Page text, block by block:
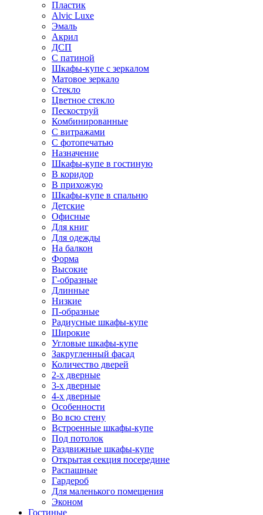
Пластик
Alvic Luxe
Эмаль
Акрил
ДСП
С патиной
Шкафы-купе с зеркалом
Матовое зеркало
Стекло
Цветное стекло
Пескоструй
Комбинированные
С витражами
С фотопечатью
Назначение
Шкафы-купе в гостиную
В коридор
В прихожую
Шкафы-купе в спальню
Детские
Офисные
Для книг
Для одежды
На балкон
Форма
Высокие
Г-образные
Длинные
Низкие
П-образные
Радиусные шкафы-купе
Широкие
Угловые шкафы-купе
Закругленный фасад
Количество дверей
2-х дверные
3-х дверные
4-х дверные
Особенности
Во всю стену
Встроенные шкафы-купе
Под потолок
Раздвижные шкафы-купе
Открытая секция посередине
Распашные
Гардероб
Для маленького помещения
Эконом
Гостиные